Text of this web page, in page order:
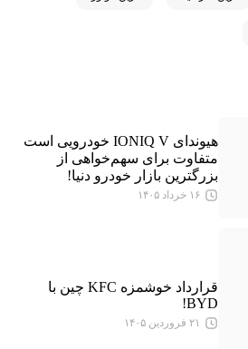
هیوندای IONIQ V خودرویی است
متفاوت برای سهم‌خواهی از
بزرگترین بازار خودرو دنیا!
۱۶ خرداد ۱۴۰۵
قرارداد خوشمزه KFC چین با
BYD!
۲۱ فروردین ۱۴۰۵